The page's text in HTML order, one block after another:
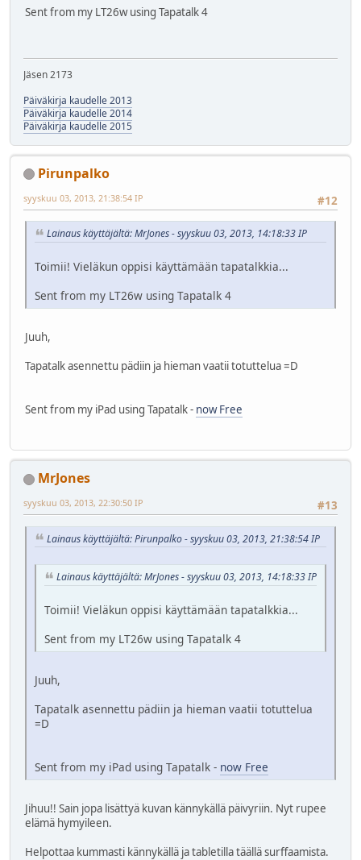
Sent from my LT26w using Tapatalk 4
Jäsen 2173
Päiväkirja kaudelle 2013
Päiväkirja kaudelle 2014
Päiväkirja kaudelle 2015
Pirunpalko
#12
syyskuu 03, 2013, 21:38:54 IP
Lainaus käyttäjältä: MrJones - syyskuu 03, 2013, 14:18:33 IP
Toimii! Vieläkun oppisi käyttämään tapatalkkia...
Sent from my LT26w using Tapatalk 4
Juuh,
Tapatalk asennettu pädiin ja hieman vaatii totuttelua =D
Sent from my iPad using Tapatalk - now Free
MrJones
#13
syyskuu 03, 2013, 22:30:50 IP
Lainaus käyttäjältä: Pirunpalko - syyskuu 03, 2013, 21:38:54 IP
Lainaus käyttäjältä: MrJones - syyskuu 03, 2013, 14:18:33 IP
Toimii! Vieläkun oppisi käyttämään tapatalkkia...
Sent from my LT26w using Tapatalk 4
Juuh,
Tapatalk asennettu pädiin ja hieman vaatii totuttelua
=D
Sent from my iPad using Tapatalk - now Free
Jihuu!! Sain jopa lisättyä kuvan kännykällä päivyriin. Nyt rupee
elämä hymyileen.
Helpottaa kummasti kännykällä ja tabletilla täällä surffaamista.